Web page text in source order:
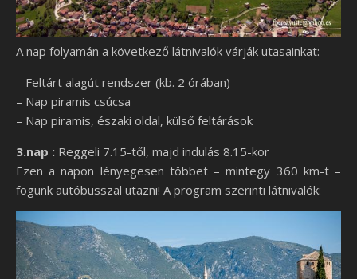
A nap folyamán a következő látnivalók várják utasainkat:
– Feltárt alagút rendszer (kb. 2 órában)
– Nap piramis csúcsa
– Nap piramis, északi oldal, külső feltárások
3.nap : Reggeli 7.15-től, majd indulás 8.15-kor
Ezen a napon lényegesen többet – mintegy 360 km-t –
fogunk autóbusszal utazni! A program szerinti látnivalók: